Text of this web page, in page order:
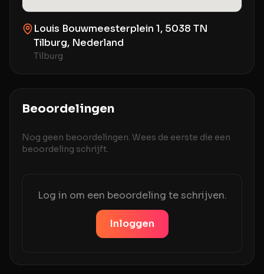
Louis Bouwmeesterplein 1, 5038 TN
Tilburg, Nederland
Tilburg
Beoordelingen
Nog geen beoordelingen. Wees de eerste die een
beoordeling schrijft.
Log in om een beoordeling te schrijven.
Inloggen